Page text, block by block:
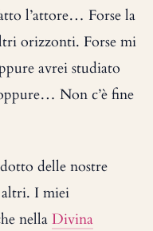
l’attore… Forse la
orizzonti. Forse mi
avrei studiato
Non c’è fine
delle nostre
altri. I miei
nella Divina